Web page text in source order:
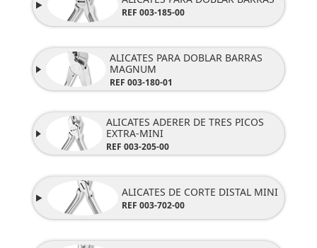
REF 003-185-00
ALICATES PARA DOBLAR BARRAS
MAGNUM
REF 003-180-01
ALICATES ADERER DE TRES PICOS
EXTRA-MINI
REF 003-205-00
ALICATES DE CORTE DISTAL MINI
REF 003-702-00